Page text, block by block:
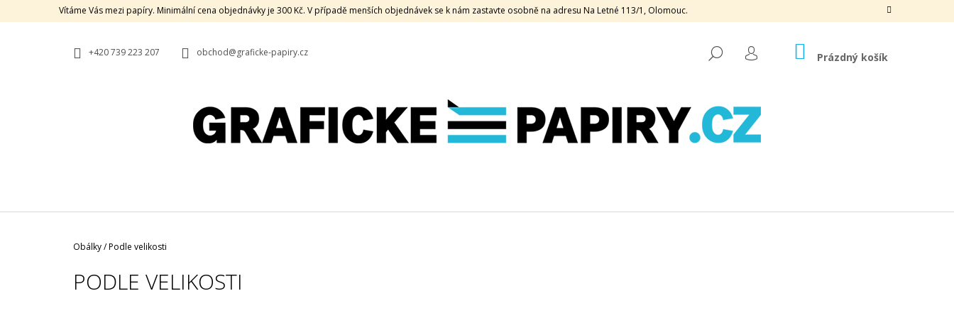
Vítáme Vás mezi papíry. Minimální cena objednávky je 300 Kč. V případě menších objednávek se k nám zastavte osobně na adresu Na Letné 113/1, Olomouc.
+420 739 223 207 obchod@graficke-papiry.cz HLEDAT
PŘIHLÁŠENÍ
NÁKUPNÍ
KOŠÍK
Prázdný košík
Domů
Obálky/Podle velikosti
PODLE VELIKOSTI
O
HLEDAT